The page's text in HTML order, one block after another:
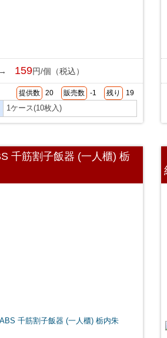
159円/個（税込）
提供数 20 販売数 -1 残り 19
1ケース(10枚入)
千筋割子飯器 (一人櫃) 栃